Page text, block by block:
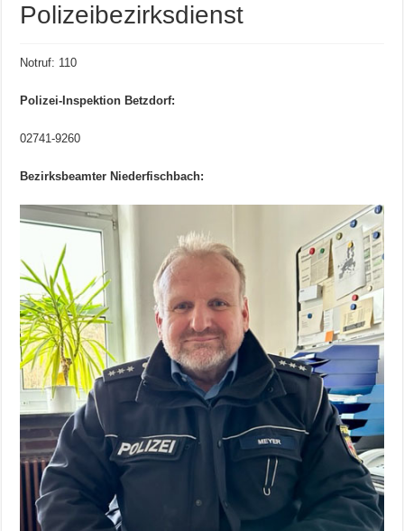
Polizeibezirksdienst
Notruf: 110
Polizei-Inspektion Betzdorf:
02741-9260
Bezirksbeamter Niederfischbach: